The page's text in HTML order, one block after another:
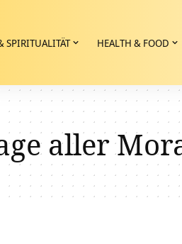
SPIRITUALITÄT HEALTH & FOOD
aller